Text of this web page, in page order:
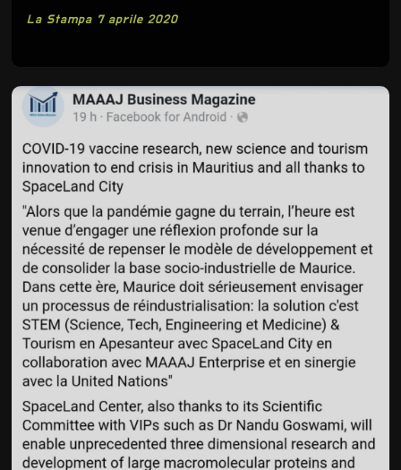
La Stampa 7 aprile 2020